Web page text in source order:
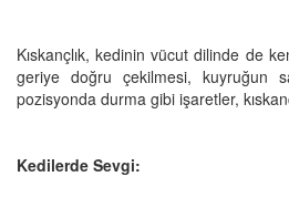
Kıskançlık, kedinin vücut dilinde de
geriye doğru çekilmesi, kuyruğun
pozisyonda durma gibi işaretler,
Kedilerde Sevgi: